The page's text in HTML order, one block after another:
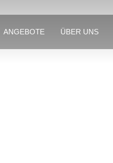
ANGEBOTE ÜBER UNS